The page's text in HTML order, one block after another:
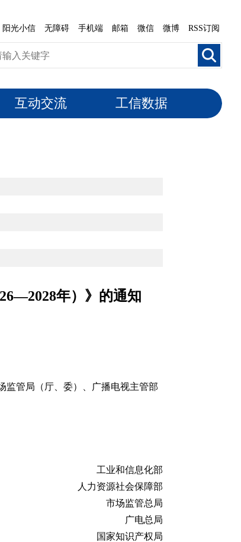
阳光小信 无障碍 手机端 邮箱 微信 微博 RSS订阅
互动交流 工信数据
年）》的通知
监管局（厅、委）、广播电视主管部
工业和信息化部
人力资源社会保障部
市场监管总局
广电总局
国家知识产权局